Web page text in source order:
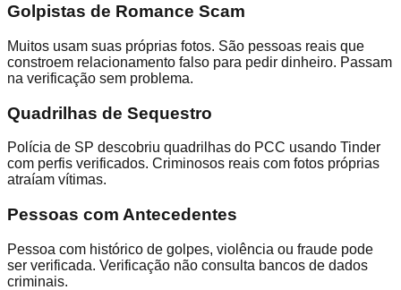
Golpistas de Romance Scam
Muitos usam suas próprias fotos. São pessoas reais que
constroem relacionamento falso para pedir dinheiro. Passam
na verificação sem problema.
Quadrilhas de Sequestro
Polícia de SP descobriu quadrilhas do PCC usando Tinder
com perfis verificados. Criminosos reais com fotos próprias
atraíam vítimas.
Pessoas com Antecedentes
Pessoa com histórico de golpes, violência ou fraude pode
ser verificada. Verificação não consulta bancos de dados
criminais.